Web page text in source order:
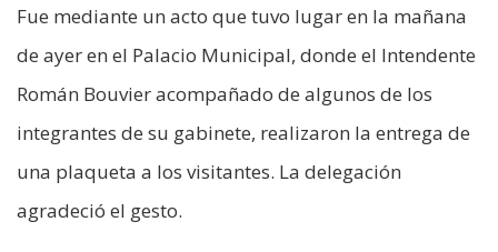
Fue mediante un acto que tuvo lugar en la mañana
de ayer en el Palacio Municipal, donde el Intendente
Román Bouvier acompañado de algunos de los
integrantes de su gabinete, realizaron la entrega de
una plaqueta a los visitantes. La delegación
agradeció el gesto.